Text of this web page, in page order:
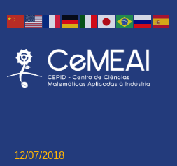
12/07/2018